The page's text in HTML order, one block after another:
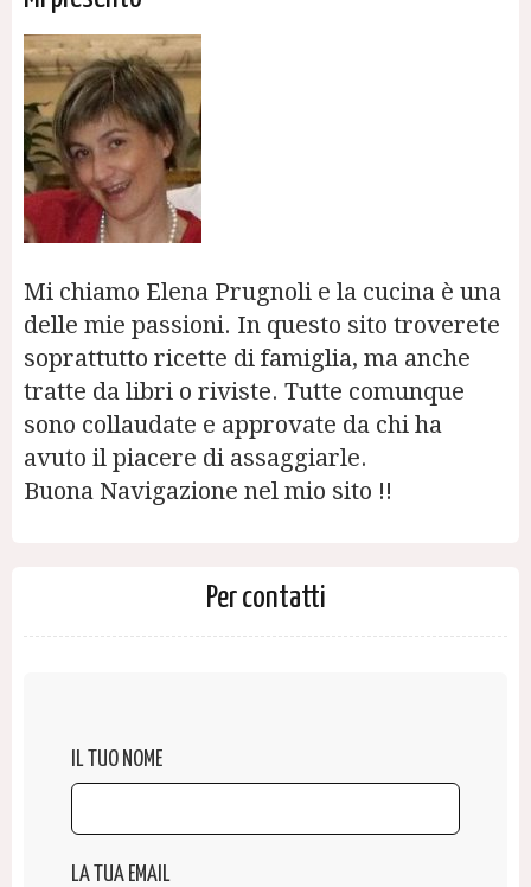
Mi chiamo Elena Prugnoli e la cucina è una
delle mie passioni. In questo sito troverete
soprattutto ricette di famiglia, ma anche
tratte da libri o riviste. Tutte comunque
sono collaudate e approvate da chi ha
avuto il piacere di assaggiarle.
Buona Navigazione nel mio sito !!
Per contatti
IL TUO NOME
LA TUA EMAIL